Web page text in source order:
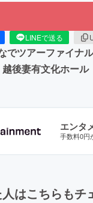
LINEで送る
でツアーファイナ
後妻有文化ホー
エンタ
手数料0円
はこちらもチ